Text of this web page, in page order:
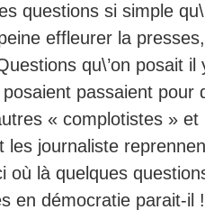
questions si simple
effleurer la
qu\’on posait
passaient pour
« complotistes »
les journaliste
où là quelques
en démocratie parait-il